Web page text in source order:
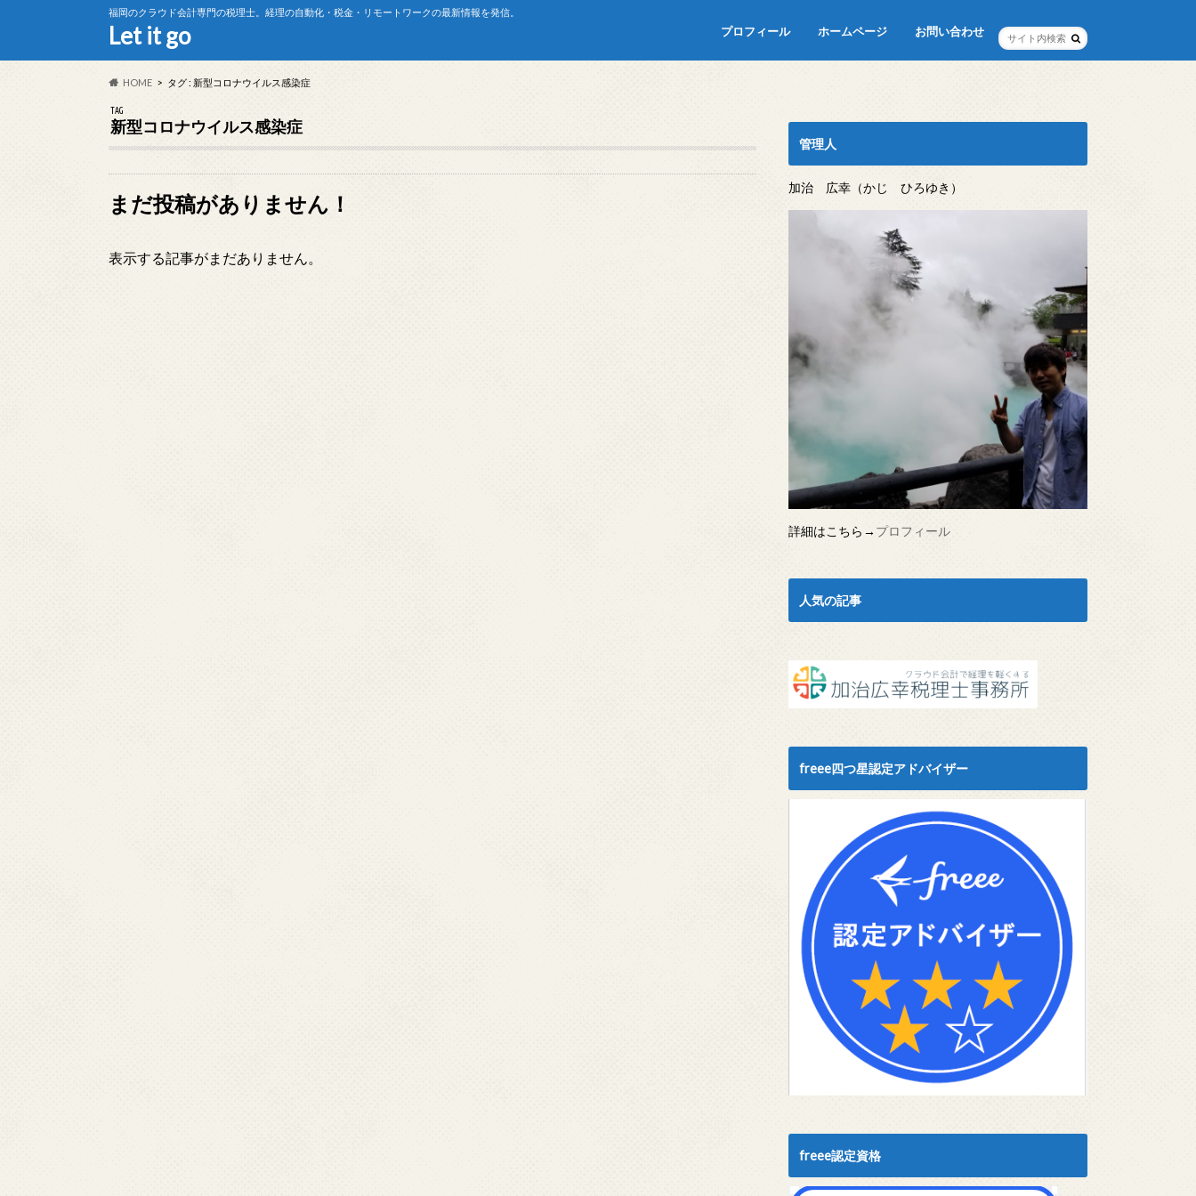
福岡のクラウド会計専門の税理士。経理の自動化・税金・リモートワークの最新情報を発信。
Let it go プロフィール ホームページ お問い合わせ
HOME タグ : 新型コロナウイルス感染症
TAG
新型コロナウイルス感染症
まだ投稿がありません！
表示する記事がまだありません。
管理人
加治 広幸（かじ ひろゆき）
詳細はこちら→ プロフィール
人気の記事
freee四つ星認定アドバイザー
freee認定資格